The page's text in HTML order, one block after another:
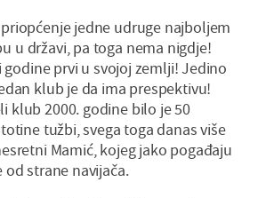
jedne udruge najboljem
u državi, pa toga nema nigdje!
prvi u svojoj zemlji! Jedino
klub je da ima prespektivu!
klub 2000. godine bilo je 50
tužbi, svega toga danas više
Mamić, kojeg jako pogađaju
strane navijača.